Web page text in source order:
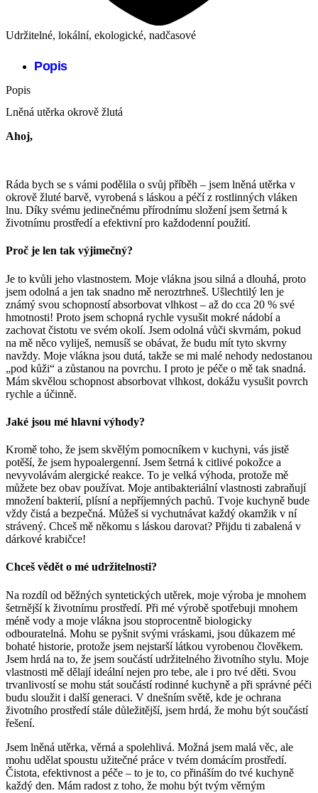
Udržitelné, lokální, ekologické, nadčasové
Popis
Popis
Lněná utěrka okrově žlutá
Ahoj,
Ráda bych se s vámi podělila o svůj příběh – jsem lněná utěrka v
okrově žluté barvě, vyrobená s láskou a péčí z rostlinných vláken
lnu. Díky svému jedinečnému přírodnímu složení jsem šetrná k
životnímu prostředí a efektivní pro každodenní použití.
Proč je len tak výjimečný?
Je to kvůli jeho vlastnostem. Moje vlákna jsou silná a dlouhá, proto
jsem odolná a jen tak snadno mě neroztrhneš. Ušlechtilý len je
známý svou schopností absorbovat vlhkost – až do cca 20 % své
hmotnosti! Proto jsem schopná rychle vysušit mokré nádobí a
zachovat čistotu ve svém okolí. Jsem odolná vůči skvrnám, pokud
na mě něco vyliješ, nemusíš se obávat, že budu mít tyto skvrny
navždy. Moje vlákna jsou dutá, takže se mi malé nehody nedostanou
„pod kůži“ a zůstanou na povrchu. I proto je péče o mě tak snadná.
Mám skvělou schopnost absorbovat vlhkost, dokážu vysušit povrch
rychle a účinně.
Jaké jsou mé hlavní výhody?
Kromě toho, že jsem skvělým pomocníkem v kuchyni, vás jistě
potěší, že jsem hypoalergenní. Jsem šetrná k citlivé pokožce a
nevyvolávám alergické reakce. To je velká výhoda, protože mě
můžete bez obav používat. Moje antibakteriální vlastnosti zabraňují
množení bakterií, plísní a nepříjemných pachů. Tvoje kuchyně bude
vždy čistá a bezpečná. Můžeš si vychutnávat každý okamžik v ní
strávený. Chceš mě někomu s láskou darovat? Přijdu ti zabalená v
dárkové krabičce!
Chceš vědět o mé udržitelnosti?
Na rozdíl od běžných syntetických utěrek, moje výroba je mnohem
šetrnější k životnímu prostředí. Při mé výrobě spotřebuji mnohem
méně vody a moje vlákna jsou stoprocentně biologicky
odbouratelná. Mohu se pyšnit svými vráskami, jsou důkazem mé
bohaté historie, protože jsem nejstarší látkou vyrobenou člověkem.
Jsem hrdá na to, že jsem součástí udržitelného životního stylu. Moje
vlastnosti mě dělají ideální nejen pro tebe, ale i pro tvé děti. Svou
trvanlivostí se mohu stát součástí rodinné kuchyně a při správné péči
budu sloužit i další generaci. V dnešním světě, kde je ochrana
životního prostředí stále důležitější, jsem hrdá, že mohu být součástí
řešení.
Jsem lněná utěrka, věrná a spolehlivá. Možná jsem malá věc, ale
mohu udělat spoustu užitečné práce v tvém domácím prostředí.
Čistota, efektivnost a péče – to je to, co přináším do tvé kuchyně
každý den. Mám radost z toho, že mohu být tvým věrným